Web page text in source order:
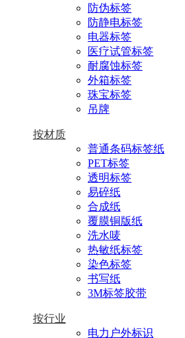
防伪标签
防静电标签
电器标签
医疗试管标签
耐腐蚀标签
外箱标签
珠宝标签
吊牌
按材质
普通条码标签纸
PET标签
透明标签
易碎纸
合成纸
覆膜铜版纸
洗水唛
热敏纸标签
染色标签
书写纸
3M标签胶带
按行业
电力户外标识